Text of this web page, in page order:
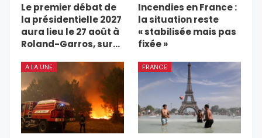
Le premier débat de
la présidentielle 2027
aura lieu le 27 août à
Roland-Garros, sur…
Incendies en France :
la situation reste
« stabilisée mais pas
fixée »
A LA UNE FRANCE